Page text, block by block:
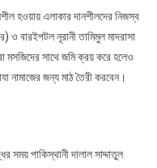
হওয়ায় এলাকার দানশীলদের নিজস্ব
ও বারইপটল নূরানী তামিমুল মাদরাসা
সাথে জমি ক্রয় করে হলেও
নামাজের জন্য মাঠ তৈরী করবেন।
সময় পাকিস্থানী দালাল সাদ্দাতুল